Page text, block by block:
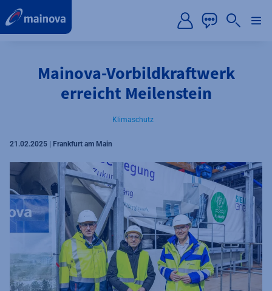
Mainova-Vorbildkraftwerk
erreicht Meilenstein
Klimaschutz
21.02.2025 | Frankfurt am Main